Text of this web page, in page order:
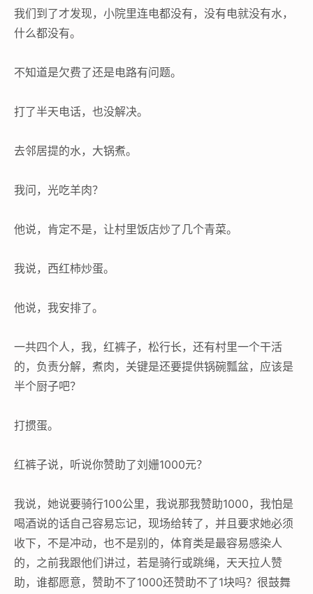
我们到了才发现，小院里连电都没有，没有电就没有水，
什么都没有。
不知道是欠费了还是电路有问题。
打了半天电话，也没解决。
去邻居提的水，大锅煮。
我问，光吃羊肉？
他说，肯定不是，让村里饭店炒了几个青菜。
我说，西红柿炒蛋。
他说，我安排了。
一共四个人，我，红裤子，松行长，还有村里一个干活
的，负责分解，煮肉，关键是还要提供锅碗瓢盆，应该是
半个厨子吧？
打掼蛋。
红裤子说，听说你赞助了刘姗1000元？
我说，她说要骑行100公里，我说那我赞助1000，我怕是
喝酒说的话自己容易忘记，现场给转了，并且要求她必须
收下，不是冲动，也不是别的，体育类是最容易感染人
的，之前我跟他们讲过，若是骑行或跳绳，天天拉人赞
助，谁都愿意，赞助不了1000还赞助不了1块吗？很鼓舞